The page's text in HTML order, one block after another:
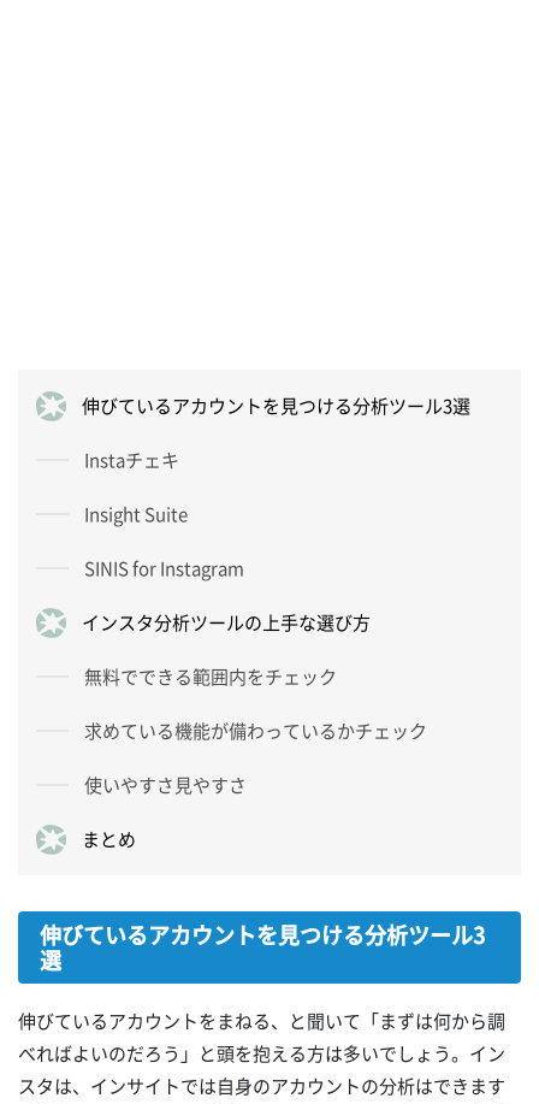
伸びているアカウントを見つける分析ツール3選
Instaチェキ
Insight Suite
SINIS for Instagram
インスタ分析ツールの上手な選び方
無料でできる範囲内をチェック
求めている機能が備わっているかチェック
使いやすさ見やすさ
まとめ
伸びているアカウントを見つける分析ツール3
選
伸びているアカウントをまねる、と聞いて「まずは何から調
べればよいのだろう」と頭を抱える方は多いでしょう。イン
スタは、インサイトでは自身のアカウントの分析はできます